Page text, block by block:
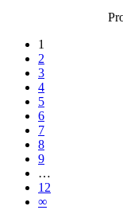
1
2
3
4
5
6
7
8
9
…
12
∞